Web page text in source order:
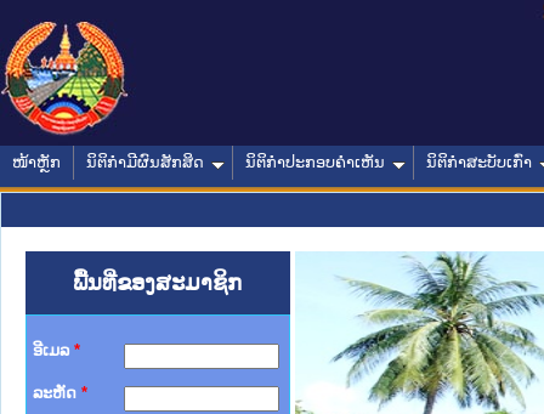
ໜ້າຫຼັກ ນິຕິກໍາມີຜົນສັກສິດ ນິຕິກໍາປະກອບຄໍາເຫັນ ນິຕິກໍາສະບັບເກົ່າ
ພື້ນທີ່ຂອງສະມາຊິກ
ອີເມລ *
ລະຫັດ *